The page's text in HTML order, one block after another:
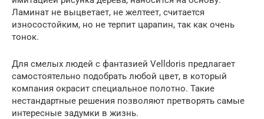
Ламинат не выцветает, не желтеет, считается
износостойким, но не терпит царапин, так как очень
тонок.
Для смелых людей с фантазией Velldoris предлагает
самостоятельно подобрать любой цвет, в который
компания окрасит специальное полотно. Такие
нестандартные решения позволяют претворять самые
интересные задумки в жизнь.